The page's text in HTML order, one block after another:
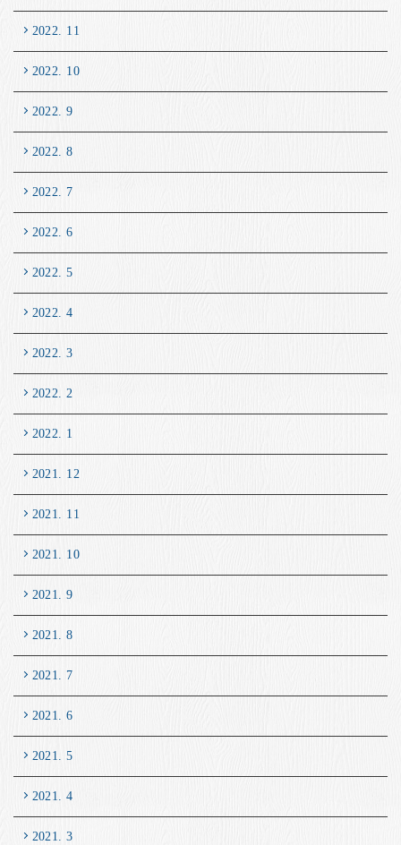
2022. 11
2022. 10
2022. 9
2022. 8
2022. 7
2022. 6
2022. 5
2022. 4
2022. 3
2022. 2
2022. 1
2021. 12
2021. 11
2021. 10
2021. 9
2021. 8
2021. 7
2021. 6
2021. 5
2021. 4
2021. 3